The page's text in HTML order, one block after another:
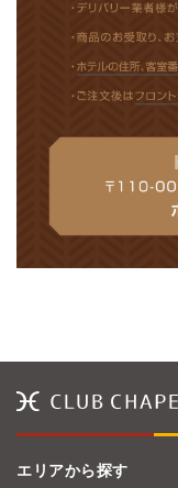
エリアから探す